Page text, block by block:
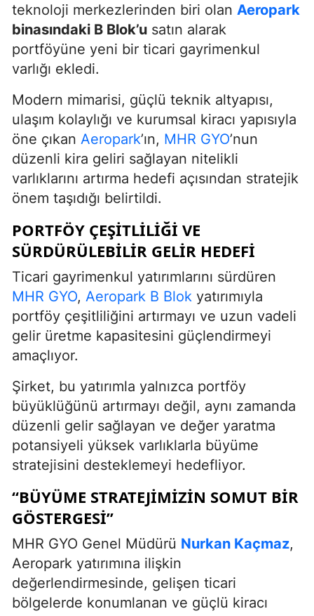
teknoloji merkezlerinden biri olan Aeropark
binasındaki B Blok’u satın alarak
portföyüne yeni bir ticari gayrimenkul
varlığı ekledi.
Modern mimarisi, güçlü teknik altyapısı,
ulaşım kolaylığı ve kurumsal kiracı yapısıyla
öne çıkan Aeropark’ın, MHR GYO’nun
düzenli kira geliri sağlayan nitelikli
varlıklarını artırma hedefi açısından stratejik
önem taşıdığı belirtildi.
PORTFÖY ÇEŞITLILIĞI VE
SÜRDÜRÜLEBILIR GELIR HEDEFI
Ticari gayrimenkul yatırımlarını sürdüren
MHR GYO, Aeropark B Blok yatırımıyla
portföy çeşitliliğini artırmayı ve uzun vadeli
gelir üretme kapasitesini güçlendirmeyi
amaçlıyor.
Şirket, bu yatırımla yalnızca portföy
büyüklüğünü artırmayı değil, aynı zamanda
düzenli gelir sağlayan ve değer yaratma
potansiyeli yüksek varlıklarla büyüme
stratejisini desteklemeyi hedefliyor.
“BÜYÜME STRATEJIMIZIN SOMUT BIR
GÖSTERGESI”
MHR GYO Genel Müdürü Nurkan Kaçmaz,
Aeropark yatırımına ilişkin
değerlendirmesinde, gelişen ticari
bölgelerde konumlanan ve güçlü kiracı